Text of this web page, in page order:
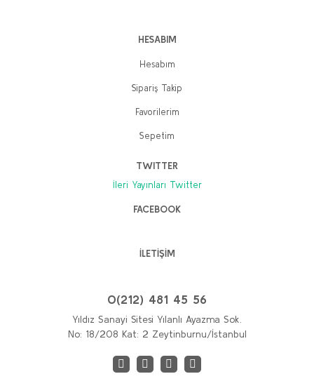
Mahir: Yaşamı ve Mücadelesi
240,00 TL
HESABIM
Hesabım
Sipariş Takip
Favorilerim
Sepetim
TWITTER
İleri Yayınları Twitter
FACEBOOK
İLETİŞİM
0(212) 481 45 56
Yıldız Sanayi Sitesi Yılanlı Ayazma Sok.
No: 18/208 Kat: 2 Zeytinburnu/İstanbul